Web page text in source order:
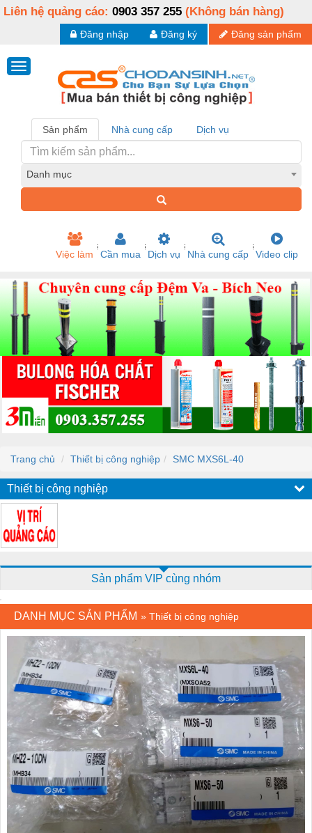
Liên hệ quảng cáo: 0903 357 255 (Không bán hàng)
Đăng sản phẩm
Đăng ký
Đăng nhập
Sản phẩm Nhà cung cấp Dịch vụ
Danh mục
Việc làm Cần mua Dịch vụ Nhà cung cấp Video clip
Trang chủ Thiết bị công nghiệp SMC MXS6L-40
Thiết bị công nghiệp
Sản phẩm VIP cùng nhóm
DANH MỤC SẢN PHẨM » Thiết bị công nghiệp